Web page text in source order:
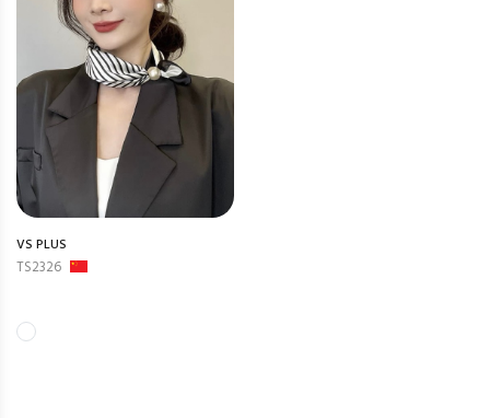
VS PLUS
TS2326